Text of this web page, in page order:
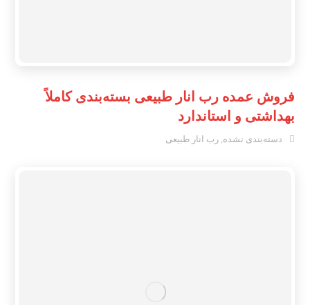
فروش عمده رب انار طبیعی بسته‌بندی کاملاً
بهداشتی و استاندارد
دسته‌بندی نشده,رب انار طبیعی